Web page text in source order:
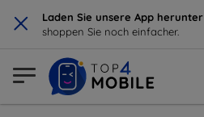
× Laden Sie unsere App herunter
shoppen Sie noch einfacher.